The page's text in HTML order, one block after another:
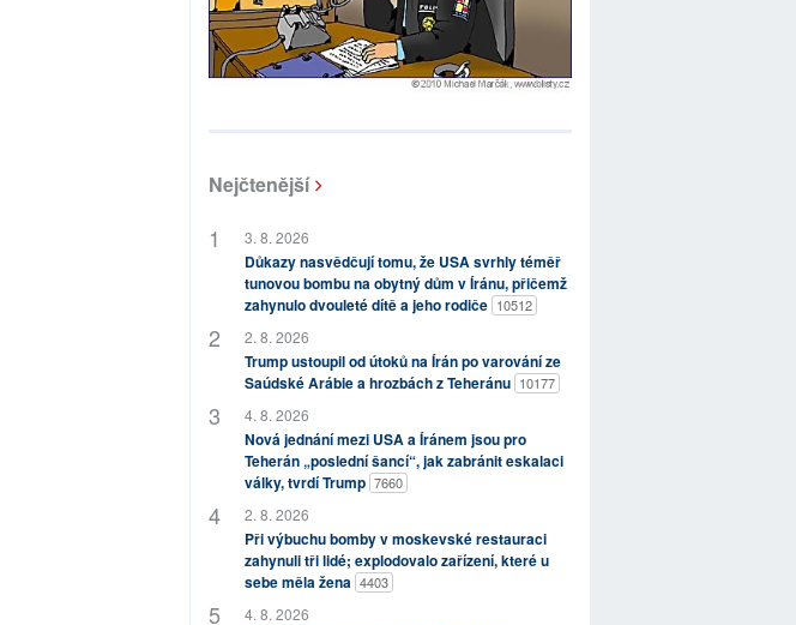
Nejčtenější
3. 8. 2026
Důkazy nasvědčují tomu, že USA svrhly téměř
tunovou bombu na obytný dům v Íránu, přičemž
zahynulo dvouleté dítě a jeho rodiče 10512
2. 8. 2026
Trump ustoupil od útoků na Írán po varování ze
Saúdské Arábie a hrozbách z Teheránu 10177
4. 8. 2026
Nová jednání mezi USA a Íránem jsou pro
Teherán „poslední šancí“, jak zabránit eskalaci
války, tvrdí Trump 7660
2. 8. 2026
Při výbuchu bomby v moskevské restauraci
zahynuli tři lidé; explodovalo zařízení, které u
sebe měla žena 4403
4. 8. 2026